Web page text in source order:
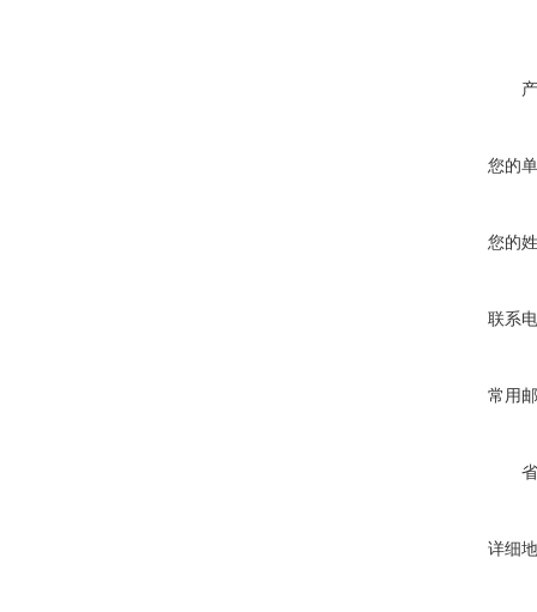
您的
您的
联系
常用
详细